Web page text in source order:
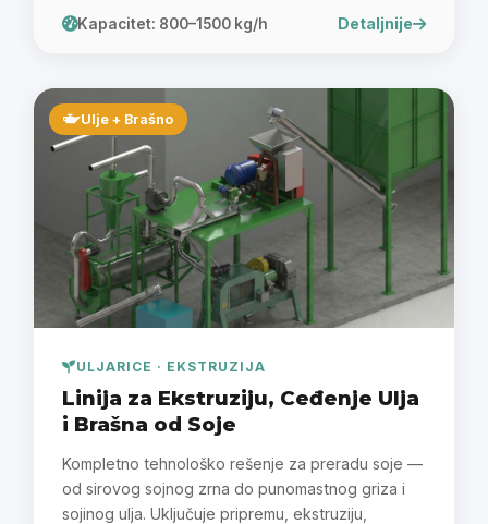
Kapacitet: 800–1500 kg/h Detaljnije
Ulje + Brašno
ULJARICE · EKSTRUZIJA
Linija za Ekstruziju, Ceđenje Ulja
i Brašna od Soje
Kompletno tehnološko rešenje za preradu soje —
od sirovog sojnog zrna do punomastnog griza i
sojinog ulja. Uključuje pripremu, ekstruziju,